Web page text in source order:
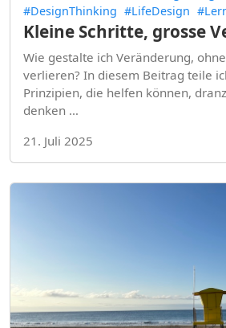
#DesignThinking #LifeDesign
Kleine Schritte, grosse
Wie gestalte ich Veränderung,
verlieren? In diesem Beitrag teile
Prinzipien, die helfen können,
denken …
21. Juli 2025